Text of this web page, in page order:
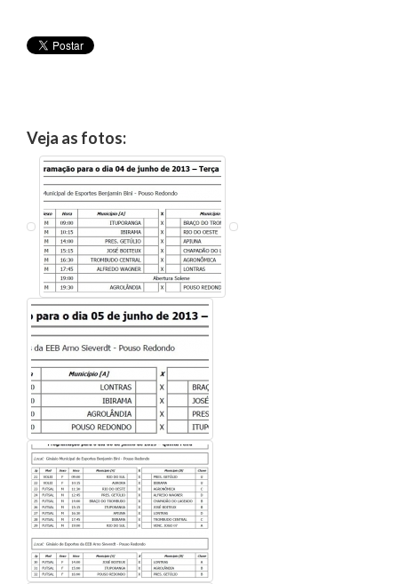
Veja as fotos: